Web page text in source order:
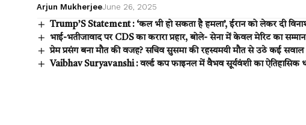
Arjun MukherjeeJune 26, 2025
Trump’S Statement : ‘कल भी हो सकता है हमला’, ईरान को लेकर दी
भाई-भतीजावाद पर CDS का करारा प्रहार, बोले- सेना में केवल मेरिट का सम्मान
प्रेम प्रसंग बना मौत की वजह? सचिव सुसमा की रहस्यमयी मौत से उठे कई सवाल
Vaibhav Suryavanshi : वर्ल्ड कप फाइनल में वैभव सूर्यवंशी का ऐतिहासिक